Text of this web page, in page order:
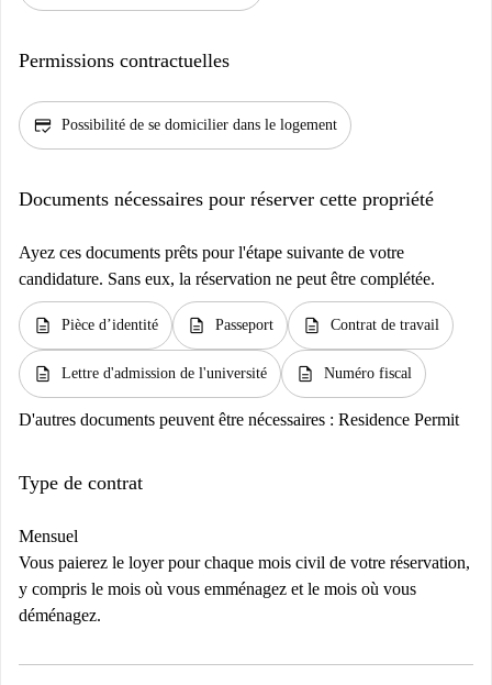
Permissions contractuelles
credit_score Possibilité de se domicilier dans le logement
Documents nécessaires pour réserver cette propriété
Ayez ces documents prêts pour l'étape suivante de votre
candidature. Sans eux, la réservation ne peut être complétée.
description Pièce d’identité description Passeport description Contrat de travail
description Lettre d'admission de l'université description Numéro fiscal
D'autres documents peuvent être nécessaires : Residence Permit
Type de contrat
Mensuel
Vous paierez le loyer pour chaque mois civil de votre réservation,
y compris le mois où vous emménagez et le mois où vous
déménagez.